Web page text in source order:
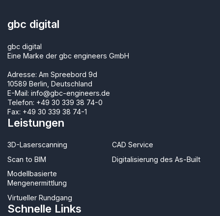
gbc digital
gbc digital
Eine Marke der gbc engineers GmbH
Adresse: Am Spreebord 9d
10589 Berlin, Deutschland
E-Mail: info@gbc-engineers.de
Telefon: +49 30 339 38 74-0
Fax: +49 30 339 38 74-1
Leistungen
3D-Laserscanning
Scan to BIM
Modellbasierte
Mengenermittlung
Virtueller Rundgang
CAD Service
Digitalisierung des As-Built
Schnelle Links